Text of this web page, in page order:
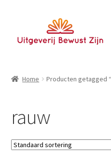
naar
de
E-books
Nieuwsbrief
Home Producten getagged
rauw